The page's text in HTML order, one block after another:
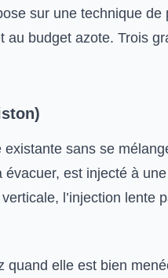
sur une technique
budget azote. Trois
sans se
est injecté à
l’injection lente
quand elle est bien